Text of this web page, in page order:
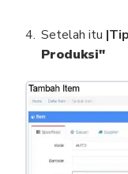
Setelah itu
Produksi"